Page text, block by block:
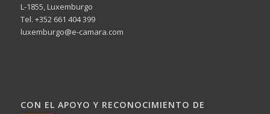
L-1855, Luxemburgo
Tel. +352 661 404 399
luxemburgo@e-camara.com
CON EL APOYO Y RECONOCIMIENTO DE